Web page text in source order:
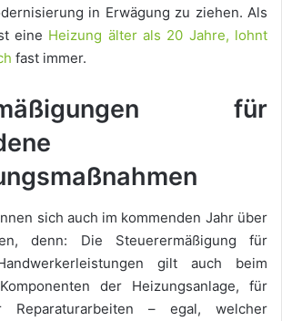
in Erwägung zu ziehen. Als
eine Heizung älter als 20 Jahre, lohnt
fast immer.
für
sich auch im kommenden Jahr über
denn: Die Steuerermäßigung für
gilt auch beim
der Heizungsanlage, für
Reparaturarbeiten – egal, welcher